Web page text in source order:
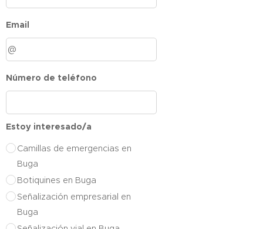
Email
Número de teléfono
Estoy interesado/a
Camillas de emergencias en
Buga
Botiquines en Buga
Señalización empresarial en
Buga